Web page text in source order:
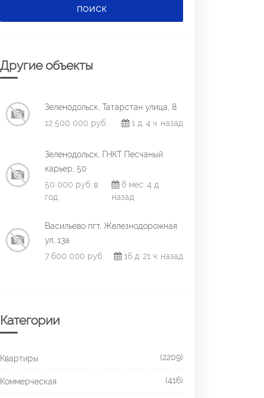
ПОИСК
Другие объекты
Зеленодольск, Татарстан улица, 8
12 500 000 руб.
1 д. 4 ч. назад
Зеленодольск, ГНКТ Песчаный
карьер, 50
50 000 руб. в
год
6 мес. 4 д.
назад
Васильево пгт, Железнодорожная
ул, 13а
7 600 000 руб.
16 д. 21 ч. назад
Категории
Квартиры (2209)
Коммерческая (416)